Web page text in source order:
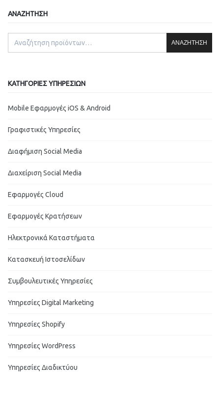
ΑΝΑΖΉΤΗΣΗ
ΑΝΑΖΉΤΗΣΗ
ΚΑΤΗΓΟΡΊΕΣ ΥΠΗΡΕΣΙΏΝ
Mobile Εφαρμογές iOS & Android
Γραφιστικές Υπηρεσίες
Διαφήμιση Social Media
Διαχείριση Social Media
Εφαρμογές Cloud
Εφαρμογές Κρατήσεων
Ηλεκτρονικά Καταστήματα
Κατασκευή Ιστοσελίδων
Συμβουλευτικές Υπηρεσίες
Υπηρεσίες Digital Marketing
Υπηρεσίες Shopify
Υπηρεσίες WordPress
Υπηρεσίες Διαδικτύου